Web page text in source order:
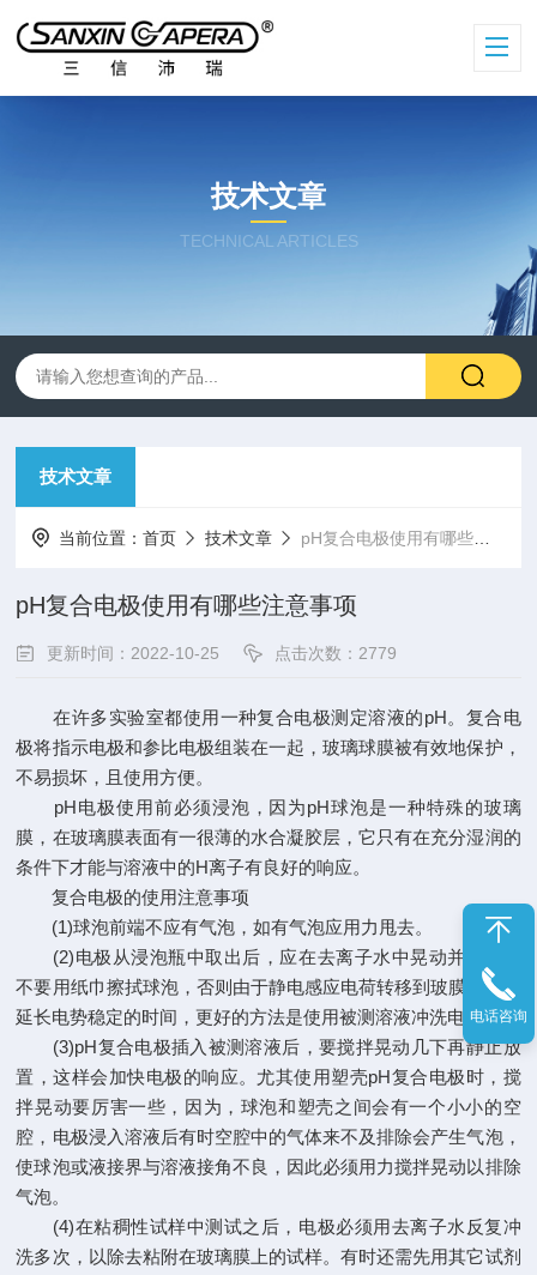
技术文章
TECHNICAL ARTICLES
技术文章
当前位置：首页 技术文章 pH复合电极使用有哪些注意事项
pH复合电极使用有哪些注意事项
更新时间：2022-10-25 点击次数：2779
在许多实验室都使用一种复合电极测定溶液的pH。复合电
极将指示电极和参比电极组装在一起，玻璃球膜被有效地保护，
不易损坏，且使用方便。
pH电极使用前必须浸泡，因为pH球泡是一种特殊的玻璃
膜，在玻璃膜表面有一很薄的水合凝胶层，它只有在充分湿润的
条件下才能与溶液中的H离子有良好的响应。
复合电极的使用注意事项
(1)球泡前端不应有气泡，如有气泡应用力甩去。
(2)电极从浸泡瓶中取出后，应在去离子水中晃动并甩干，
不要用纸巾擦拭球泡，否则由于静电感应电荷转移到玻膜上，会
延长电势稳定的时间，更好的方法是使用被测溶液冲洗电极。
(3)pH复合电极插入被测溶液后，要搅拌晃动几下再静止放
置，这样会加快电极的响应。尤其使用塑壳pH复合电极时，搅
拌晃动要厉害一些，因为，球泡和塑壳之间会有一个小小的空
腔，电极浸入溶液后有时空腔中的气体来不及排除会产生气泡，
使球泡或液接界与溶液接角不良，因此必须用力搅拌晃动以排除
气泡。
(4)在粘稠性试样中测试之后，电极必须用去离子水反复冲
洗多次，以除去粘附在玻璃膜上的试样。有时还需先用其它试剂
电话咨询